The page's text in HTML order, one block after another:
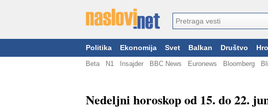
Politika Ekonomija Svet Balkan Društvo
Beta N1 Insajder BBC News Euronews Bloomberg
Nedeljni horoskop od 15. do 22.